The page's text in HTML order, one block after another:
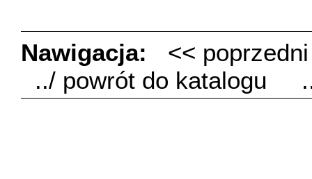
Nawigacja:
<<
../ powrót do katalogu